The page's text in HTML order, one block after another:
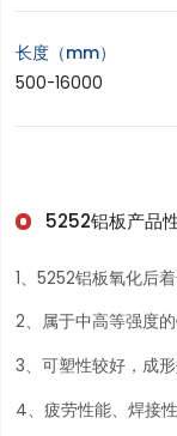
长度（mm）
500-16000
5252铝板产品
1、5252铝板氧化后
2、属于中高等强度
3、可塑性较好，成
4、疲劳性能、焊接